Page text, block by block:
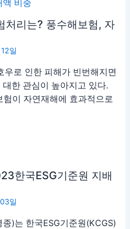
처리는? 풍수해보험, 자
일
우로 인한 피해가 빈번해지면
한 관심이 높아지고 있다.
이 자연재해에 효과적으로
한국ESG기준원 지배
일
)는 한국ESG기준원(KCGS)